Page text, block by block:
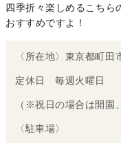
四季折々楽しめるこちら
おすすめですよ！
〈所在地〉東京都町田
定休日 毎週火曜日
（※祝日の場合は開園
〈駐車場〉